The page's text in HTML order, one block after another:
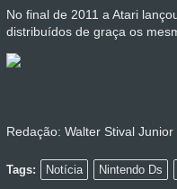
No final de 2011 a Atari
distribuídos de graça os
Redação: Walter Stival Junior
Tags: Notícia Nintendo Ds